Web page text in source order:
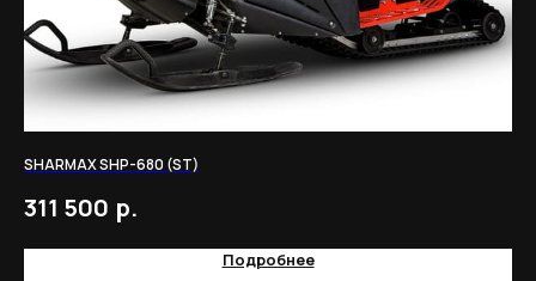
SHARMAX SHP-680 (ST)
311 500 р.
Подробнее